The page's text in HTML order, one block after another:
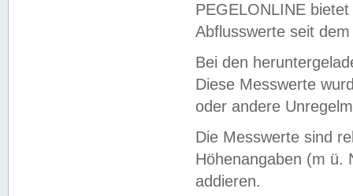
PEGELONLINE
Abflusswerte seit
Bei den
Diese Messwerte
oder andere
Die Messwerte sind
Höhenangaben (m ü.
addieren.